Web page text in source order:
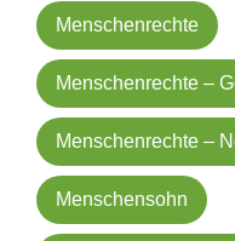
Menschenrechte
Menschenrechte –
Menschenrechte –
Menschensohn